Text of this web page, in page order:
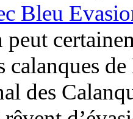
Bleu
peut
calanques
des